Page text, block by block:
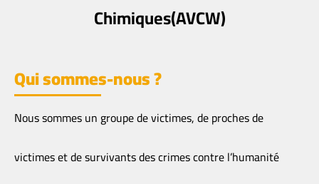
Chimiques(AVCW)
Qui sommes-nous ?
Nous sommes un groupe de victimes, de proches de
victimes et de survivants des crimes contre l’humanité